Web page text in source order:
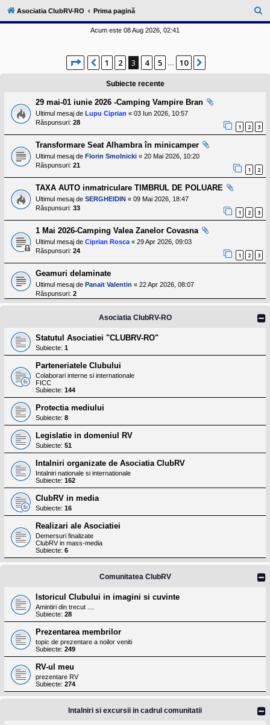
l
u
t
a
t
a
p
o
s
s
o
r
i
o
d
e
u
l
o
t
e
s
u
t
o
r
l
o
e
d
i
n
R
o
m
n
i
a
Asociatia ClubRV-RO Prima pagină
ă
Acum este 08 Aug 2026, 02:41
Pagina din 10
Anterior
1 2 3 4 5 10
Subiecte recente
29 mai-01 iunie 2026 -Camping Vampire Bran
Ultimul mesaj de Lupu Ciprian « 03 Iun 2026, 10:57
Răspunsuri: 28
1 2 3
Transformare Seat Alhambra în minicamper
Ultimul mesaj de Florin Smolnicki « 20 Mai 2026, 10:20
Răspunsuri: 21
1 2
TAXA AUTO inmatriculare TIMBRUL DE POLUARE
Ultimul mesaj de SERGHEIDIN « 09 Mai 2026, 18:47
Răspunsuri: 33
1 2 3
1 Mai 2026-Camping Valea Zanelor Covasna
Ultimul mesaj de Ciprian Rosca « 29 Apr 2026, 09:03
Răspunsuri: 24
1 2 3
Geamuri delaminate
Ultimul mesaj de Panait Valentin « 22 Apr 2026, 08:07
Răspunsuri: 2
Asociatia ClubRV-RO
Statutul Asociatiei "CLUBRV-RO"
Subiecte: 1
Parteneriatele Clubului
Colaborari interne si internationale
FICC
Subiecte: 144
Protectia mediului
Subiecte: 8
Legislatie in domeniul RV
Subiecte: 51
Intalniri organizate de Asociatia ClubRV
Intalniri nationale si internationale
Subiecte: 162
ClubRV in media
Subiecte: 16
Realizari ale Asociatiei
Demersuri finalizate
ClubRV in mass-media
Subiecte: 6
Comunitatea ClubRV
Istoricul Clubului in imagini si cuvinte
Amintiri din trecut ....
Subiecte: 28
Prezentarea membrilor
topic de prezentare a noilor veniti
Subiecte: 249
RV-ul meu
prezentare RV
Subiecte: 274
Intalniri si excursii in cadrul comunitatii